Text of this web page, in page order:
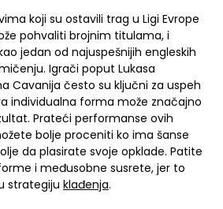
koji su ostavili trag u Ligi Evrope
pohvaliti brojnim titulama, i
jedan od najuspešnijih engleskih
Igrači poput Lukasa
Cavanija često su ključni za uspeh
individualna forma može značajno
Prateći performanse ovih
bolje proceniti ko ima šanse
da plasirate svoje opklade. Patite
i međusobne susrete, jer to
strategiju klađenja.